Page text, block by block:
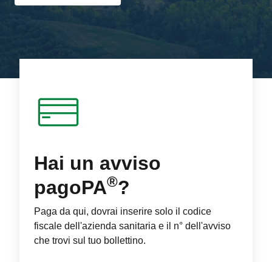
Hai un avviso
pagoPA®?
Paga da qui, dovrai inserire solo il codice
fiscale dell'azienda sanitaria e il n° dell'avviso
che trovi sul tuo bollettino.